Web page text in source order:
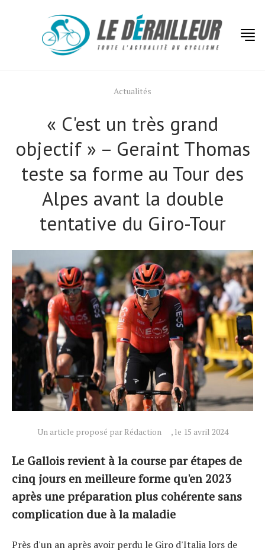
Actualités
« C'est un très grand
objectif » – Geraint Thomas
teste sa forme au Tour des
Alpes avant la double
tentative du Giro-Tour
Un article proposé par Rédaction , le 15 avril 2024
Le Gallois revient à la course par étapes de
cinq jours en meilleure forme qu'en 2023
après une préparation plus cohérente sans
complication due à la maladie
Près d'un an après avoir perdu le Giro d'Italia lors de
Technologies
Tests de produits